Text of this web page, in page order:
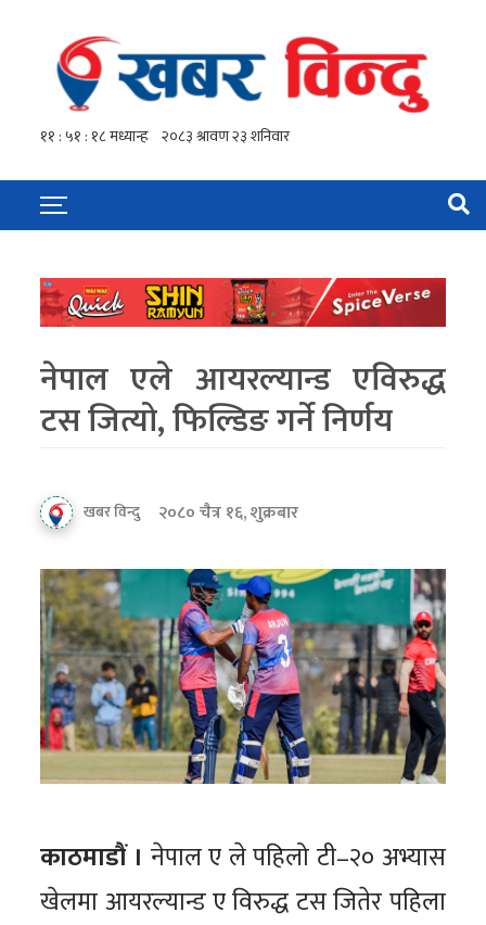
नेपाल एले आयरल्यान्ड एविरुद्ध
टस जित्यो, फिल्डिङ गर्ने निर्णय
खबर विन्दु २०८० चैत्र १६, शुक्रबार
काठमाडौं । नेपाल ए ले पहिलो टी–२० अभ्यास
खेलमा आयरल्यान्ड ए विरुद्ध टस जितेर पहिला